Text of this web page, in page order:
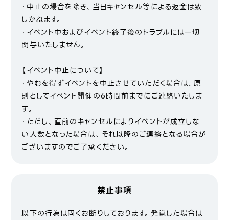
・中止の場合を除き、当日キャンセル等による返金は致
しかねます。
・イベント中およびイベント終了後のトラブルには一切
関与いたしません。
【イベント中止について】
・やむを得ずイベントを中止させていただく場合は、原
則としてイベント開催の6時間前までにご連絡いたしま
す。
・ただし、直前のキャンセルによりイベントが成立しな
い人数となった場合は、それ以降のご連絡となる場合が
ございますのでご了承ください。
禁止事項
以下の行為は固くお断りしております。発覚した場合は